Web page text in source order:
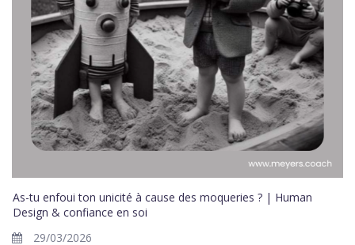
As-tu enfoui ton unicité à cause des moqueries ? | Human
Design & confiance en soi
29/03/2026